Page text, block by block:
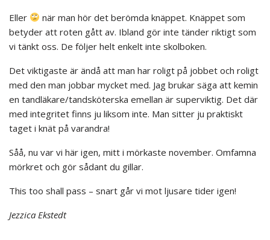
Eller
när man hör det berömda knäppet. Knäppet som
betyder att roten gått av. Ibland gör inte tänder riktigt som
vi tänkt oss. De följer helt enkelt inte skolboken.
Det viktigaste är ändå att man har roligt på jobbet och roligt
med den man jobbar mycket med. Jag brukar säga att kemin
en tandläkare/tandsköterska emellan är superviktig. Det där
med integritet finns ju liksom inte. Man sitter ju praktiskt
taget i knät på varandra!
Såå, nu var vi här igen, mitt i mörkaste november. Omfamna
mörkret och gör sådant du gillar.
This too shall pass – snart går vi mot ljusare tider igen!
Jezzica Ekstedt